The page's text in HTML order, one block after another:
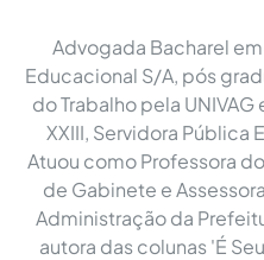
Advogada Bacharel
Educacional S/A, pós
do Trabalho pela
XXIII, Servidora Pública
Atuou como Professora
de Gabinete e
Administração da
autora das colunas 'É